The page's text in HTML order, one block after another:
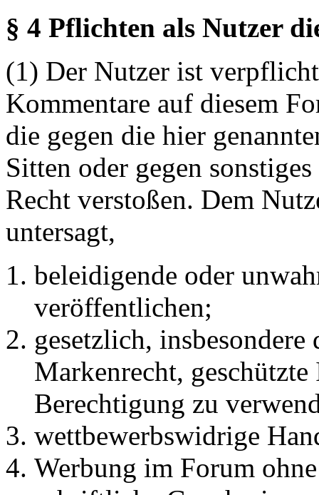
§ 4 Pflichten als Nutzer
(1) Der Nutzer ist
Kommentare auf diesem
die gegen die hier
Sitten oder gegen
Recht verstoßen. Dem
untersagt,
beleidigende oder
veröffentlichen;
gesetzlich,
Markenrecht, geschützte
Berechtigung zu
wettbewerbswidrige
Werbung im Forum